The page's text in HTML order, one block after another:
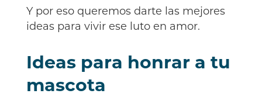
Y por eso queremos darte las mejores
ideas para vivir ese luto en amor.
Ideas para honrar a tu
mascota